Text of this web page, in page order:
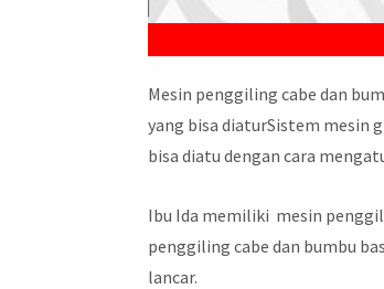
Mesin penggiling cabe dan
yang bisa diaturSistem mesin
bisa diatu dengan cara
Ibu Ida memiliki mesin
penggiling cabe dan bumbu
lancar.